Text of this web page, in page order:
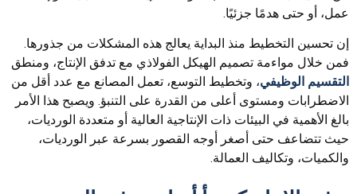
عمل، أو حتى هدمًا جزئيًا.
إن تحسين التخطيط منذ البداية يعالج هذه المشكلات من جذورها.
فمن خلال مواءمة تصميم الهيكل الفولاذي مع تدفق الإنتاج، ومنطق
التقسيم الوظيفي، وتخطيط التوسع، تعمل المصانع مع عدد أقل من
الاضطرابات ومستوى أعلى من القدرة على التنبؤ. ويصبح هذا الأمر
بالغ الأهمية في البيئات ذات الإنتاجية العالية أو متعددة الورديات،
حيث تتضاعف حتى أصغر أوجه القصور بسرعة عبر الورديات،
والكميات، وتكاليف العمالة.